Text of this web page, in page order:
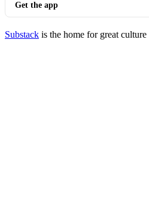
Get the app
Substack is the home for great culture